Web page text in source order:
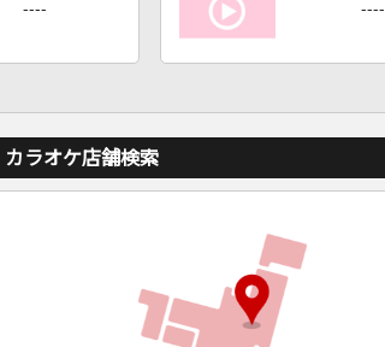
---- ----
カラオケ店舗検索